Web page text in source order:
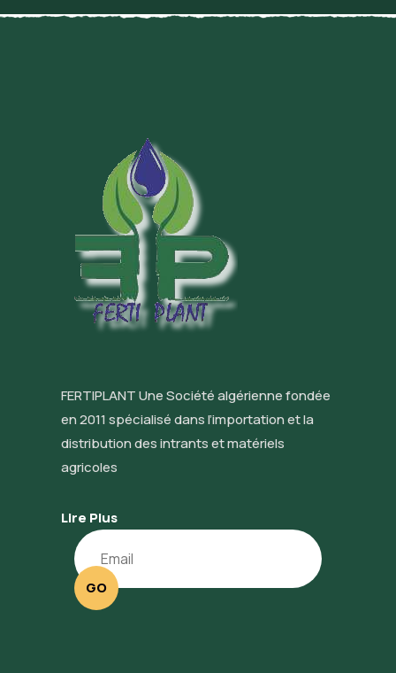
FERTIPLANT Une Société algérienne fondée
en 2011 spécialisé dans l’importation et la
distribution des intrants et matériels
agricoles
Lire Plus
GO